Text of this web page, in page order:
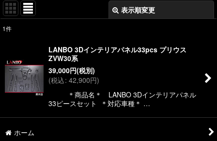
表示順変更
並び順:
1件
LANBO 3Dインテリアパネル33pcs プリウス
ZVW30系
39,000円(税別)
(税込: 42,900円)
＊商品名＊ LANBO 3Dインテリアパネル
33ピースセット ＊対応車種＊ …
ホーム